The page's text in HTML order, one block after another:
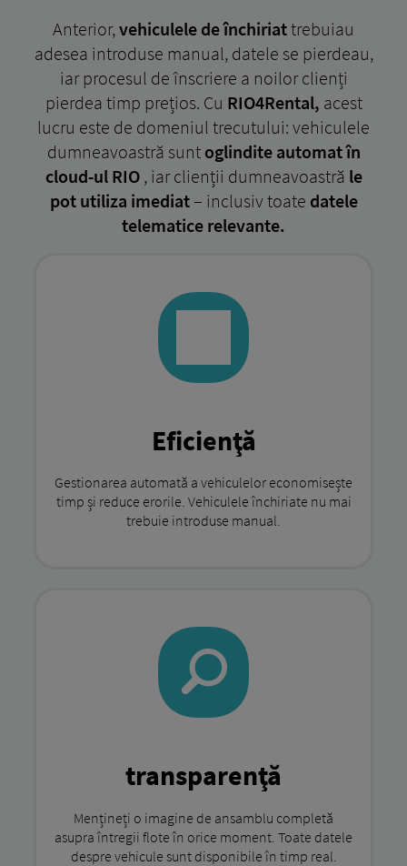
Anterior,vehiculele de închiriattrebuiau
adesea introduse manual, datele se pierdeau,
iar procesul de înscriere a noilor clienți
pierdea timp prețios. Cu RIO4Rental, acest
lucru este de domeniul trecutului: vehiculele
dumneavoastră sunt oglindite automat în
cloud-ul RIO, iar clienții dumneavoastră le
pot utiliza imediat– inclusiv toate datele
telematice relevante.
Eficienţă
Gestionarea automată a vehiculelor economisește
timp și reduce erorile. Vehiculele închiriate nu mai
trebuie introduse manual.
transparenţă
Mențineți o imagine de ansamblu completă
asupra întregii flote în orice moment. Toate datele
despre vehicule sunt disponibile în timp real.